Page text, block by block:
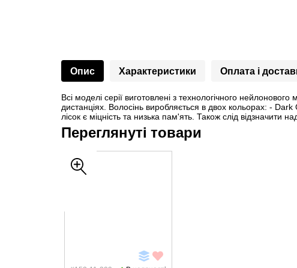
Опис Характеристики Оплата і
Всі моделі серії виготовлені з технологічного
дистанціях. Волосінь виробляється в двох кольорах: -
лісок є міцність та низька пам'ять. Також слід відзначити
Переглянуті товари